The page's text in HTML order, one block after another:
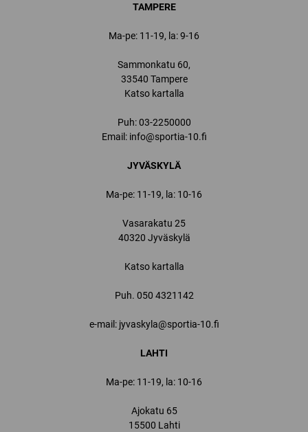
TAMPERE
Ma-pe: 11-19, la: 9-16
Sammonkatu 60,
33540 Tampere
Katso kartalla
Puh:03-2250000
Email: info@sportia-10.fi
JYVÄSKYLÄ
Ma-pe: 11-19, la: 10-16
Vasarakatu 25
40320 Jyväskylä
Katso kartalla
Puh. 050 4321142
e-mail: jyvaskyla@sportia-10.fi
LAHTI
Ma-pe: 11-19, la: 10-16
Ajokatu 65
15500 Lahti